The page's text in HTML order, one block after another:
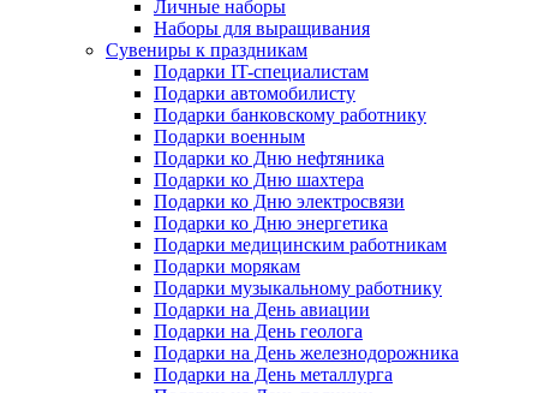
Личные наборы
Наборы для выращивания
Сувениры к праздникам
Подарки IT-специалистам
Подарки автомобилисту
Подарки банковскому работнику
Подарки военным
Подарки ко Дню нефтяника
Подарки ко Дню шахтера
Подарки ко Дню электросвязи
Подарки ко Дню энергетика
Подарки медицинским работникам
Подарки морякам
Подарки музыкальному работнику
Подарки на День авиации
Подарки на День геолога
Подарки на День железнодорожника
Подарки на День металлурга